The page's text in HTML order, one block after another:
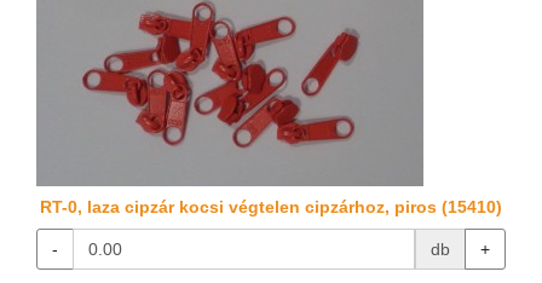
RT-0, laza cipzár kocsi végtelen cipzárhoz, piros (15410)
- db +